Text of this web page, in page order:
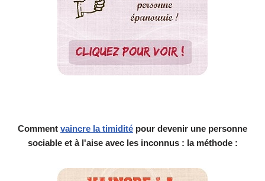
Comment vaincre la timidité pour devenir une personne
sociable et à l'aise avec les inconnus : la méthode :